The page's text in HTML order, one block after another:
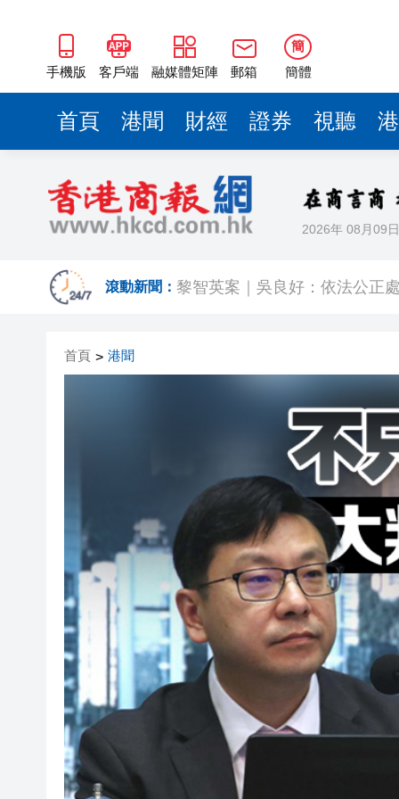
手機版 客戶端 融媒體矩陣 郵箱
簡
簡體
首頁 港聞 財經 證券 視聽
2026年 08月09日
滾動新聞：
50餘位頂尖專家共話時代命題
海南澄邁文儒煥新升級 五組數
梁振英率港區全國政協委員考
山東26戶省屬國企去年合計營
瀋陽鐵西校園閱讀活動解鎖閱
騰出更多時間專注做好宏福苑
梁振英率港區全國政協委員考
2025年海南儋州以舊換新帶動
山東26戶省屬國企去年合計營
瀋陽鐵西校園閱讀活動解鎖閱
黎智英案｜吳良好：依法公正
騰出更多時間專注做好宏福苑
50餘位頂尖專家共話時代命題
海南澄邁文儒煥新升級 五組
梁振英率港區全國政協委員考
2025年海南儋州以舊換新帶動
山東26戶省屬國企去年合計營
瀋陽鐵西校園閱讀活動解鎖閱
首頁 > 港聞